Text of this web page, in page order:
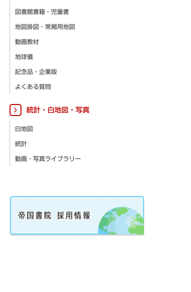
図書館書籍・児童書
地図掛図・常掲用地図
動画教材
地球儀
記念品・企業版
よくある質問
統計・白地図・写真
白地図
統計
動画・写真ライブラリー